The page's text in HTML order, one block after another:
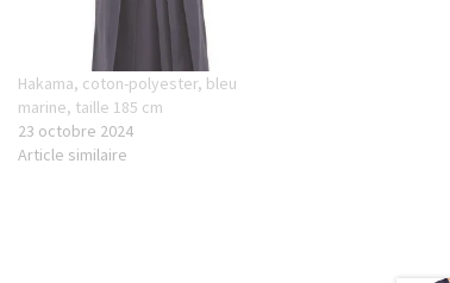
Hakama, coton-polyester, bleu
marine, taille 185 cm
23 octobre 2024
Article similaire